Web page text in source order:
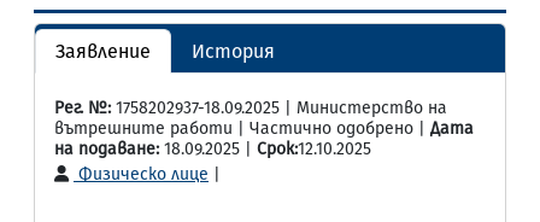
Заявление История
Рег. №: 1758202937-18.09.2025 | Министерство на
вътрешните работи | Частично одобрено | Дата
на подаване: 18.09.2025 | Срок:12.10.2025
Физическо лице